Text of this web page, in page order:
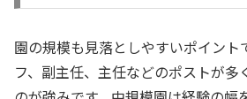
園の規模も見落としやすいポイント
フ、副主任、主任などのポストが多